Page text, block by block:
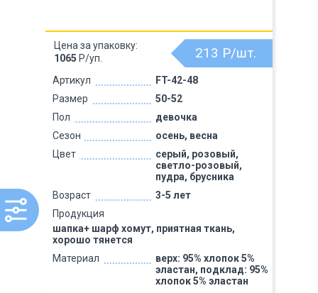
Артикул
FT-42-48
Размер
50-52
Пол
девочка
Сезон
осень, весна
Цвет
серый, розовый,
светло-розовый,
пудра, брусника
Возраст
3-5 лет
Продукция
шапка+ шарф хомут, приятная ткань,
хорошо тянется
Материал
верх: 95% хлопок 5%
эластан, подклад: 95%
хлопок 5% эластан
213 Р/шт.
Цена за упаковку:
1065 Р/уп.